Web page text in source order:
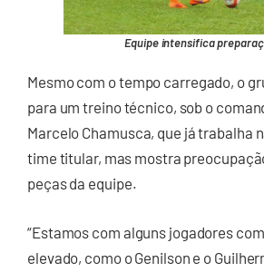
Equipe intensifica
Mesmo com o tempo carregado, o
para um treino técnico, sob o
Marcelo Chamusca, que já trabalha
time titular, mas mostra
peças da equipe.
“Estamos com alguns jogadores
elevado, como o Genilson e o